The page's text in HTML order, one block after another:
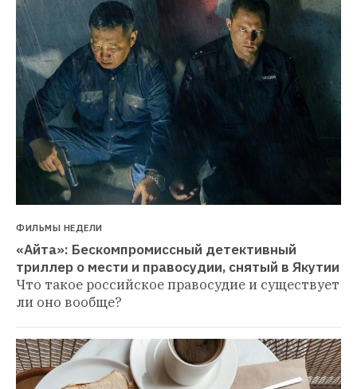
ФИЛЬМЫ НЕДЕЛИ
«Айта»: Бескомпромиссный детективный
триллер о мести и правосудии, снятый в Якутии
Что такое российское правосудие и существует
ли оно вообще?